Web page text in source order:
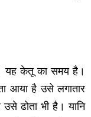
यह केतू का समय है।
आया है उसे लगातार
ढोता भी है। यानि